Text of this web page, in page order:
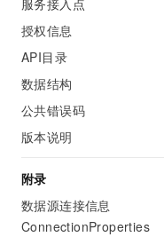
服务接入点
授权信息
API目录
数据结构
公共错误码
版本说明
附录
数据源连接信息
ConnectionProperties